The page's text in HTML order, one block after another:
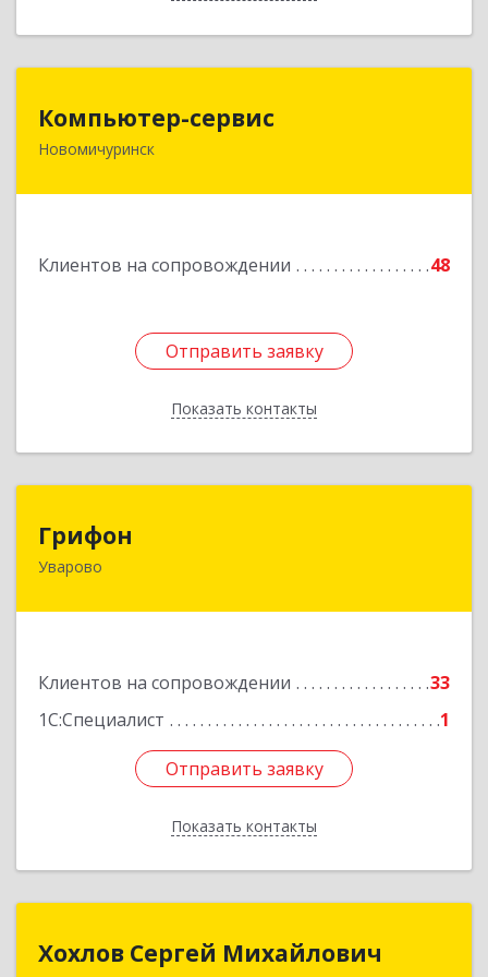
Компьютер-сервис
Новомичуринск
Клиентов на сопровождении 48
Отправить заявку
Показать контакты
391160, Рязанская обл, Пронский р-н,
Подробнее
Отправить заявку
Назад
Грифон
Уварово
Клиентов на сопровождении
33
1С:Специалист
1
Отправить заявку
Показать контакты
393461, Тамбовская обл, Уварово г, Южная ул,
Отправить заявку
Назад
Хохлов Сергей Михайлович
Хохлов Сергей Михайлович